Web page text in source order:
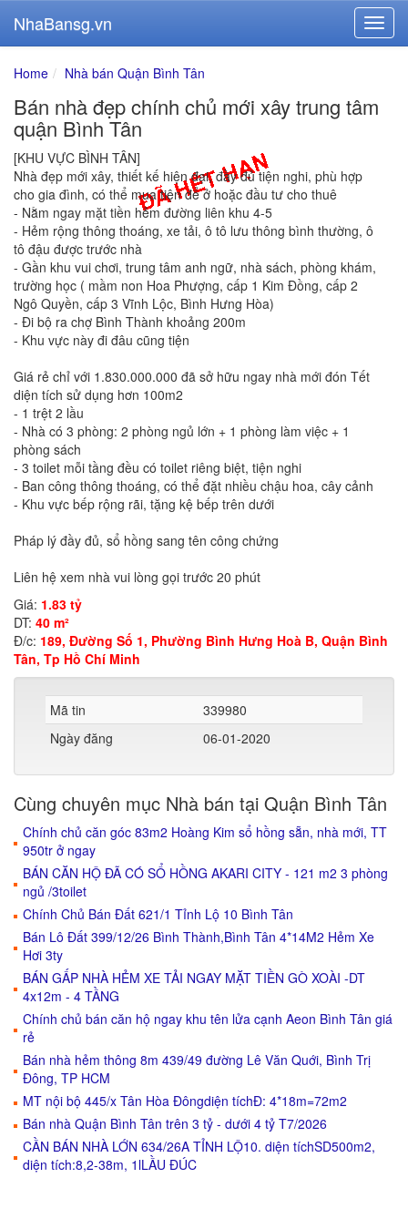
NhaBansg.vn
Home Nhà bán Quận Bình Tân
Bán nhà đẹp chính chủ mới xây trung tâm
quận Bình Tân
[KHU VỰC BÌNH TÂN]
Nhà đẹp mới xây, thiết kế hiện đại, đầy đủ tiện nghi, phù hợp
cho gia đình, có thể mua tiện để ở hoặc đầu tư cho thuê
- Nằm ngay mặt tiền hẻm đường liên khu 4-5
- Hẻm rộng thông thoáng, xe tải, ô tô lưu thông bình thường, ô
tô đậu được trước nhà
- Gần khu vui chơi, trung tâm anh ngữ, nhà sách, phòng khám,
trường học ( mầm non Hoa Phượng, cấp 1 Kim Đồng, cấp 2
Ngô Quyền, cấp 3 Vĩnh Lộc, Bình Hưng Hòa)
- Đi bộ ra chợ Bình Thành khoảng 200m
- Khu vực này đi đâu cũng tiện
Giá rẻ chỉ với 1.830.000.000 đã sở hữu ngay nhà mới đón Tết
diện tích sử dụng hơn 100m2
- 1 trệt 2 lầu
- Nhà có 3 phòng: 2 phòng ngủ lớn + 1 phòng làm việc + 1
phòng sách
- 3 toilet mỗi tầng đều có toilet riêng biệt, tiện nghi
- Ban công thông thoáng, có thể đặt nhiều chậu hoa, cây cảnh
- Khu vực bếp rộng rãi, tặng kệ bếp trên dưới
Pháp lý đầy đủ, sổ hồng sang tên công chứng
Liên hệ xem nhà vui lòng gọi trước 20 phút
Giá: 1.83 tỷ
DT: 40 m²
Đ/c: 189, Đường Số 1, Phường Bình Hưng Hoà B, Quận Bình
Tân, Tp Hồ Chí Minh
Mã tin
339980
Ngày đăng
06-01-2020
Cùng chuyên mục Nhà bán tại Quận Bình Tân
Chính chủ căn góc 83m2 Hoàng Kim sổ hồng sẵn, nhà mới, TT
950tr ở ngay
BÁN CĂN HỘ ĐÃ CÓ SỔ HỒNG AKARI CITY - 121 m2 3 phòng
ngủ /3toilet
Chính Chủ Bán Đất 621/1 Tỉnh Lộ 10 Bình Tân
Bán Lô Đất 399/12/26 Bình Thành,Bình Tân 4*14M2 Hẻm Xe
Hơi 3ty
BÁN GẤP NHÀ HẺM XE TẢI NGAY MẶT TIỀN GÒ XOÀI -DT
4x12m - 4 TẦNG
Chính chủ bán căn hộ ngay khu tên lửa cạnh Aeon Bình Tân giá
rẻ
Bán nhà hẻm thông 8m 439/49 đường Lê Văn Quới, Bình Trị
Đông, TP HCM
MT nội bộ 445/x Tân Hòa Đôngdiện tíchĐ: 4*18m=72m2
Bán nhà Quận Bình Tân trên 3 tỷ - dưới 4 tỷ T7/2026
CẦN BÁN NHÀ LỚN 634/26A TỈNH LỘ10. diện tíchSD500m2,
diện tích:8,2-38m, 1lLẦU ĐÚC